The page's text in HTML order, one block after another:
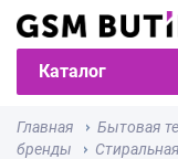
Каталог
Главная Бытовая
бренды